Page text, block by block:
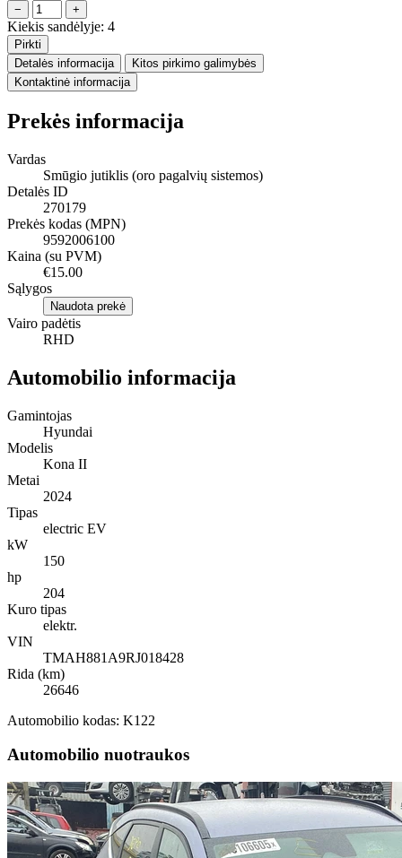
− +
Kiekis sandėlyje: 4
Pirkti
Detalės informacija
Kitos pirkimo galimybės
Kontaktinė informacija
Prekės informacija
Vardas
Smūgio jutiklis (oro pagalvių sistemos)
Detalės ID
270179
Prekės kodas (MPN)
9592006100
Kaina (su PVM)
€15.00
Sąlygos
Naudota prekė
Vairo padėtis
RHD
Automobilio informacija
Gamintojas
Hyundai
Modelis
Kona II
Metai
2024
Tipas
electric EV
kW
150
hp
204
Kuro tipas
elektr.
VIN
TMAH881A9RJ018428
Rida (km)
26646
Automobilio kodas: K122
Automobilio nuotraukos